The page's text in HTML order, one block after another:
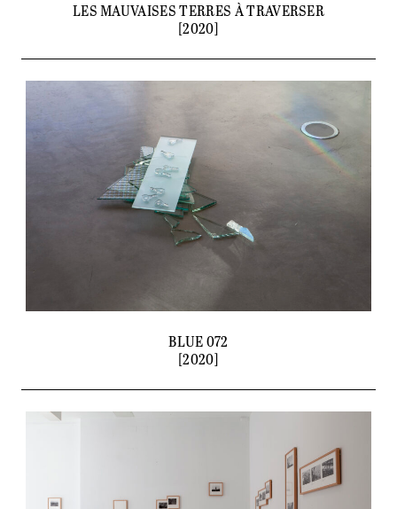
PORTFOLIO
LES MAUVAISES TERRES À TRAVERSER
[2020]
BLUE 072
[2020]